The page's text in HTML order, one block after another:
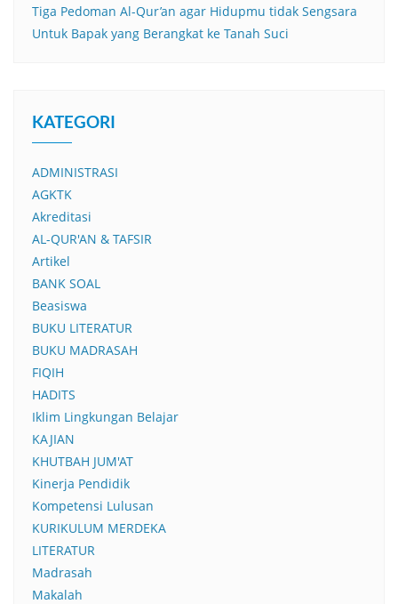
Tiga Pedoman Al-Qur’an agar Hidupmu tidak Sengsara
Untuk Bapak yang Berangkat ke Tanah Suci
KATEGORI
ADMINISTRASI
AGKTK
Akreditasi
AL-QUR'AN & TAFSIR
Artikel
BANK SOAL
Beasiswa
BUKU LITERATUR
BUKU MADRASAH
FIQIH
HADITS
Iklim Lingkungan Belajar
KAJIAN
KHUTBAH JUM'AT
Kinerja Pendidik
Kompetensi Lulusan
KURIKULUM MERDEKA
LITERATUR
Madrasah
Makalah